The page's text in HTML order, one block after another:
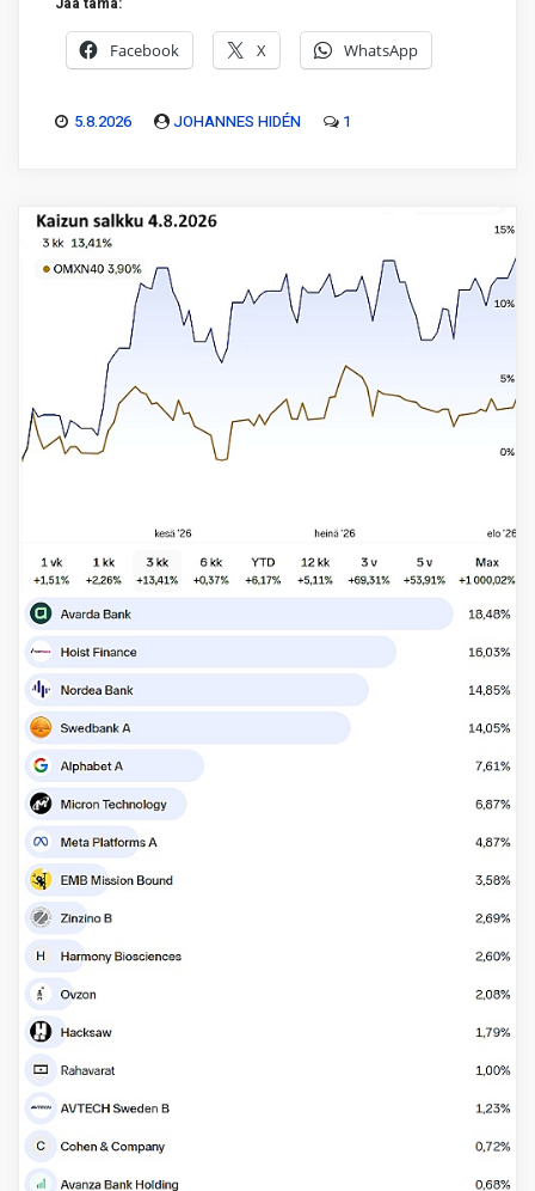
Facebook X WhatsApp
5.8.2026 JOHANNES HIDÉN 1